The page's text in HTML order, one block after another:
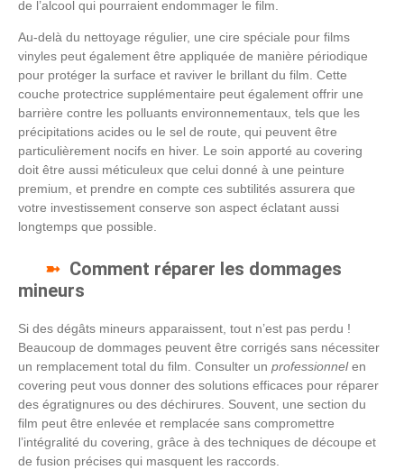
de l’alcool qui pourraient endommager le film.
Au-delà du nettoyage régulier, une cire spéciale pour films
vinyles peut également être appliquée de manière périodique
pour protéger la surface et raviver le brillant du film. Cette
couche protectrice supplémentaire peut également offrir une
barrière contre les polluants environnementaux, tels que les
précipitations acides ou le sel de route, qui peuvent être
particulièrement nocifs en hiver. Le soin apporté au covering
doit être aussi méticuleux que celui donné à une peinture
premium, et prendre en compte ces subtilités assurera que
votre investissement conserve son aspect éclatant aussi
longtemps que possible.
Comment réparer les dommages
mineurs
Si des dégâts mineurs apparaissent, tout n’est pas perdu !
Beaucoup de dommages peuvent être corrigés sans nécessiter
un remplacement total du film. Consulter un professionnelen
covering peut vous donner des solutions efficaces pour réparer
des égratignures ou des déchirures. Souvent, une section du
film peut être enlevée et remplacée sans compromettre
l’intégralité du covering, grâce à des techniques de découpe et
de fusion précises qui masquent les raccords.